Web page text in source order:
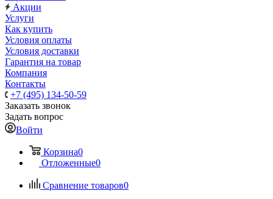
Акции
Услуги
Как купить
Условия оплаты
Условия доставки
Гарантия на товар
Компания
Контакты
+7 (495) 134-50-59
Заказать звонок
Задать вопрос
Войти
Корзина0
Отложенные0
Сравнение товаров0